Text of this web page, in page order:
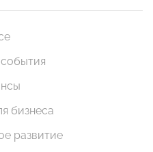
бизнеса
развитие